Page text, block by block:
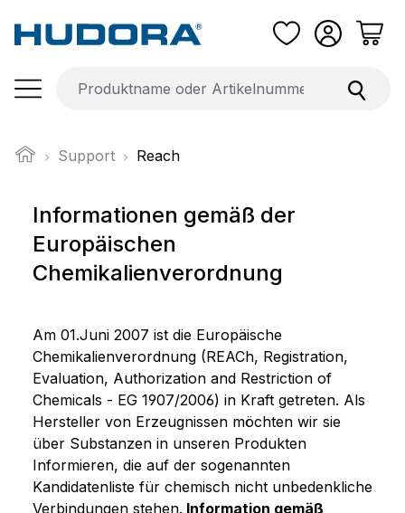
Zum Hauptinhalt springen
Support Reach
Informationen gemäß der
Europäischen
Chemikalienverordnung
Am 01.Juni 2007 ist die Europäische
Chemikalienverordnung (REACh, Registration,
Evaluation, Authorization and Restriction of
Chemicals - EG 1907/2006) in Kraft getreten. Als
Hersteller von Erzeugnissen möchten wir sie
über Substanzen in unseren Produkten
Informieren, die auf der sogenannten
Kandidatenliste für chemisch nicht unbedenkliche
Verbindungen stehen. Information gemäß